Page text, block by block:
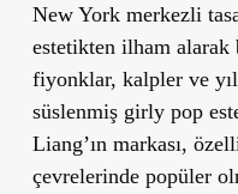
New York merkezli
estetikten ilham
fiyonklar, kalpler ve
süslenmiş girly pop
Liang’ın markası,
çevrelerinde popüler